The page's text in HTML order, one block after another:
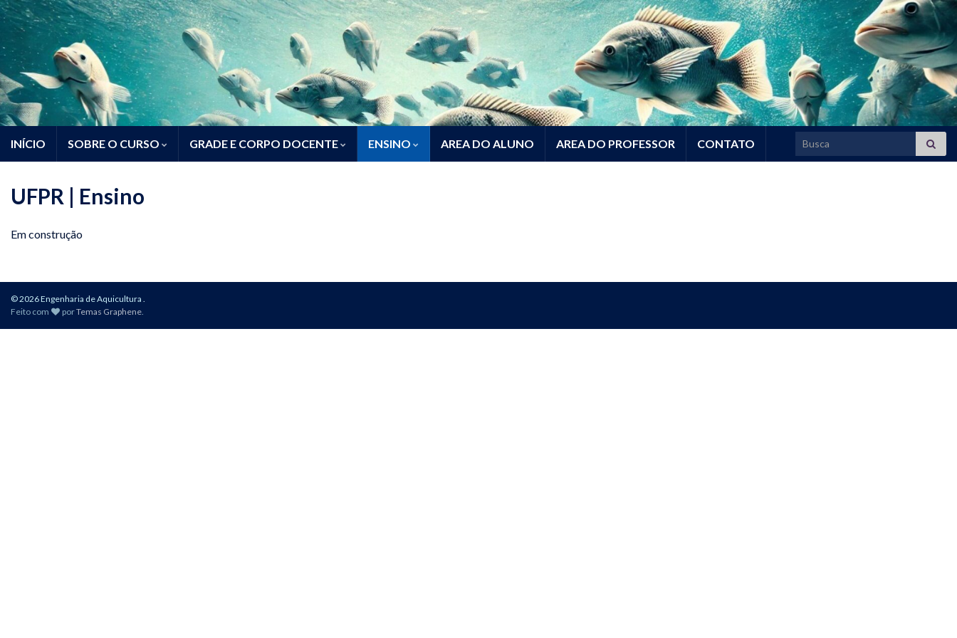
INÍCIO SOBRE O CURSO GRADE E CORPO DOCENTE ENSINO AREA DO ALUNO AREA DO PROFESSOR CONTATO Search for:
UFPR | Ensino
Em construção
© 2026 Engenharia de Aquicultura .
Feito com
porTemas Graphene